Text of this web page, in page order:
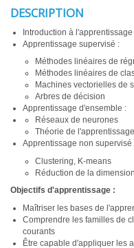
DESCRIPTION
Introduction à l'apprentissage
Apprentissage supervisé :
Méthodes linéaires de
Méthodes linéaires de
Machines vectorielles de
Arbres de décision
Apprentissage d'ensemble :
Réseaux de neurones
Théorie de
Apprentissage non supervisé
Clustering, K-means
Réduction de la
Objectifs d'apprentissage :
Maîtriser les bases de
Comprendre les familles de
courants
Être capable d'appliquer les